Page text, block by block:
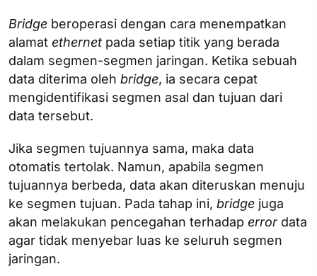
Bridge beroperasi dengan cara menempatkan
alamat ethernet pada setiap titik yang berada
dalam segmen-segmen jaringan. Ketika sebuah
data diterima oleh bridge, ia secara cepat
mengidentifikasi segmen asal dan tujuan dari
data tersebut.
Jika segmen tujuannya sama, maka data
otomatis tertolak. Namun, apabila segmen
tujuannya berbeda, data akan diteruskan menuju
ke segmen tujuan. Pada tahap ini, bridge juga
akan melakukan pencegahan terhadap error data
agar tidak menyebar luas ke seluruh segmen
jaringan.